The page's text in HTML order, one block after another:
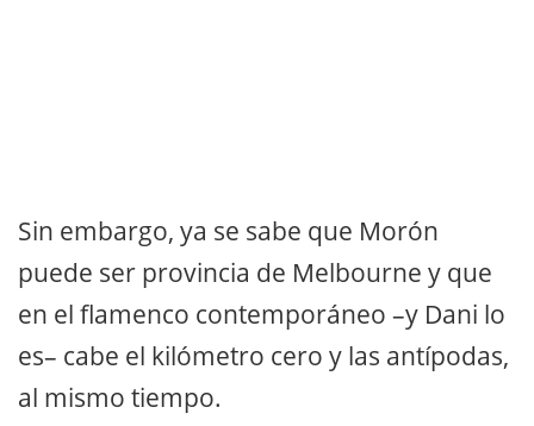
Sin embargo, ya se sabe que Morón
puede ser provincia de Melbourne y que
en el flamenco contemporáneo –y Dani lo
es– cabe el kilómetro cero y las antípodas,
al mismo tiempo.